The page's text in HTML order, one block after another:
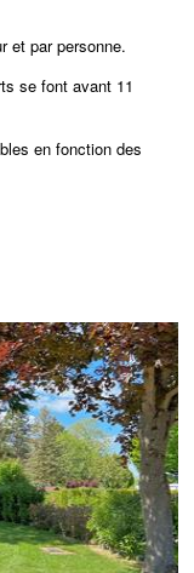
et par personne.
se font avant 11
en fonction des